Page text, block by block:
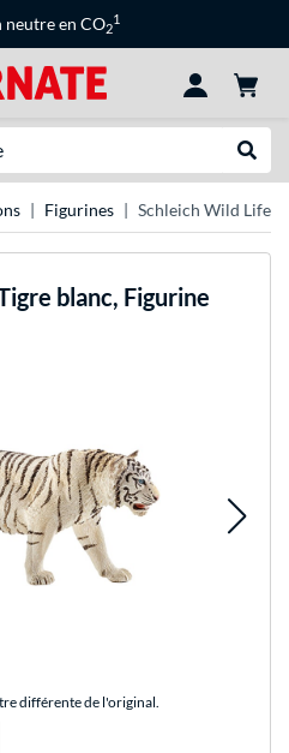
neutre en CO2
1
Figurines Schleich Wild Life -
blanc, Figurine
différente de l'original.